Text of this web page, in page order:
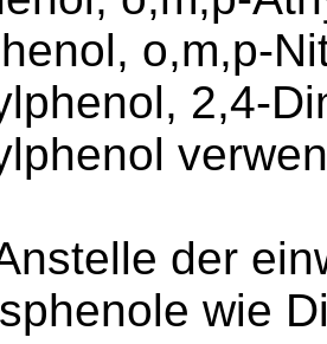
o,m,p-
2,4-
der
wie